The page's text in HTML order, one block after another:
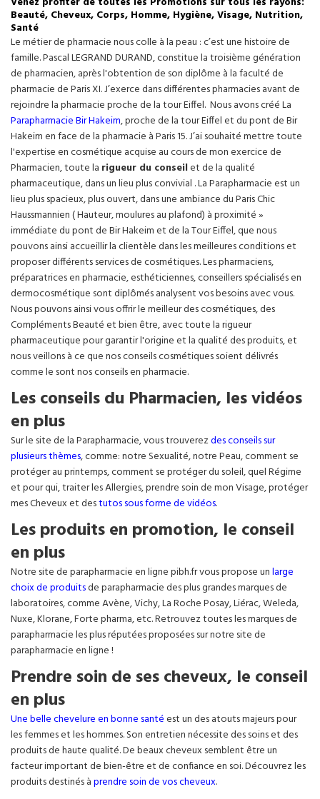
Beauté, Cheveux, Corps, Homme, Hygiène, Visage, Nutrition,
Santé
Le métier de pharmacie nous colle à la peau : c’est une histoire de
famille. Pascal LEGRAND DURAND, constitue la troisième génération
de pharmacien, après l'obtention de son diplôme à la faculté de
pharmacie de Paris XI. J’exerce dans différentes pharmacies avant de
rejoindre la pharmacie proche de la tour Eiffel. Nous avons créé La
Parapharmacie Bir Hakeim, proche de la tourEiffelet du pont de Bir
Hakeim en face de la pharmacie à Paris 15. J’ai souhaité mettre toute
l'expertise en cosmétique acquise au cours de mon exercice de
Pharmacien, toute la rigueur du conseilet de la qualité
pharmaceutique, dans un lieu plus convivial . La Parapharmacie est un
lieu plus spacieux, plus ouvert, dans une ambiance du Paris Chic
Haussmannien ( Hauteur, moulures au plafond) à proximité »
immédiate du pont de Bir Hakeim et de la Tour Eiffel, que nous
pouvons ainsi accueillir la clientèle dans les meilleures conditions et
proposer différents services de cosmétiques. Les pharmaciens,
préparatrices en pharmacie, esthéticiennes, conseillers spécialisés en
dermocosmétique sont diplômés analysent vos besoins avec vous.
Nous pouvons ainsi vous offrir le meilleur des cosmétiques, des
Compléments Beauté et bien être, avec toute la rigueur
pharmaceutique pour garantir l'origine et la qualité des produits, et
nous veillons à ce que nos conseils cosmétiques soient délivrés
comme le sont nos conseils en pharmacie.
Les conseils du Pharmacien, les vidéos
en plus
Sur le site de la Parapharmacie, vous trouverezdes conseils sur
plusieurs thèmes, comme: notre Sexualité, notre Peau, comment se
protéger au printemps, comment se protéger du soleil, quel Régime
et pour qui, traiter les Allergies, prendre soin de mon Visage, protéger
mes Cheveux et destutos sous forme de vidéos.
Les produits en promotion, le conseil
en plus
Notre site de parapharmacie en ligne pibh.fr vous propose unlarge
choix de produitsde parapharmacie des plus grandes marques de
laboratoires, comme Avène, Vichy, La Roche Posay, Liérac, Weleda,
Nuxe, Klorane, Forte pharma, etc. Retrouvez toutes les marques de
parapharmacie les plus réputées proposées sur notre site de
parapharmacie en ligne !
Prendre soin de ses cheveux, le conseil
en plus
Une belle chevelure en bonne santéest un des atouts majeurs pour
les femmes et les hommes. Son entretien nécessite des soins et des
produits de haute qualité. De beaux cheveux semblent être un
facteur important de bien-être et de confiance en soi. Découvrez les
produits destinés àprendre soin de vos cheveux.